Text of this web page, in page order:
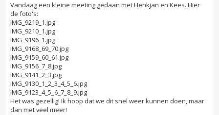
e
l
e
z
e
n
b
e
r
i
c
h
t
Vandaag een kleine meeting gedaan met Henkjan en Kees. Hier
de foto's:
IMG_9219_1.jpg
IMG_9210_1.jpg
IMG_9196_1.jpg
IMG_9168_69_70.jpg
IMG_9159_60_61.jpg
IMG_9156_7_8.jpg
IMG_9141_2_3.jpg
IMG_9130_1_2_3_4_5_6.jpg
IMG_9123_4_5_6_7_8_9.jpg
Het was gezellig! Ik hoop dat we dit snel weer kunnen doen, maar
dan met veel meer!